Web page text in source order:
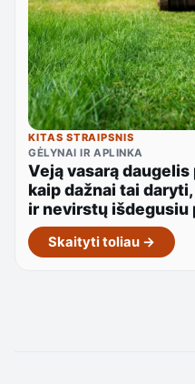
KITAS STRAIPSNIS
GĖLYNAI IR APLINKA
Veją vasarą
kaip dažnai tai
ir nevirstų išdegusiu
Skaityti toliau →